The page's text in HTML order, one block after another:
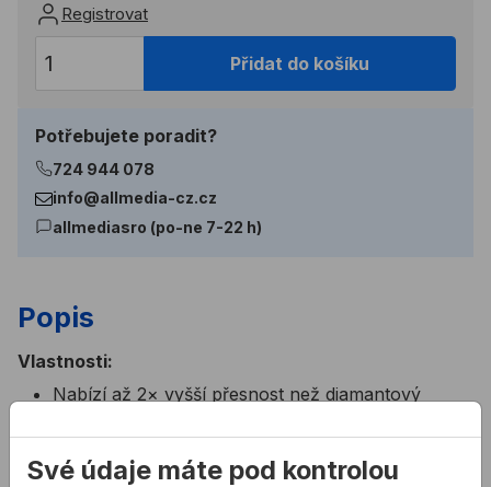
Registrovat
Přidat do košíku
Potřebujete poradit?
724 944 078
info@allmedia-cz.cz
allmediasro (po-ne 7-22 h)
Popis
Vlastnosti:
Nabízí až 2× vyšší přesnost než diamantový
Technology
Své údaje máte pod kontrolou